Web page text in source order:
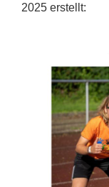
2025 erstellt: